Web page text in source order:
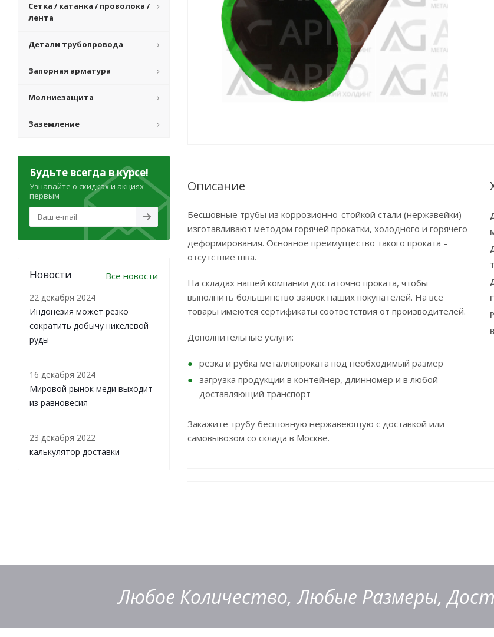
Описание
Бесшовные трубы из коррозионно-стойкой стали (нержавейки)
изготавливают методом горячей прокатки, холодного и горячего
деформирования. Основное преимущество такого проката –
отсутствие шва.
На складах нашей компании достаточно проката, чтобы
выполнить большинство заявок наших покупателей. На все
товары имеются сертификаты соответствия от производителей.
Дополнительные услуги:
резка и рубка металлопроката под необходимый размер
загрузка продукции в контейнер, длинномер и в любой
доставляющий транспорт
Закажите трубу бесшовную нержавеющую с доставкой или
самовывозом со склада в Москве.
Сетка / катанка / проволока /
лента
Детали трубопровода
Запорная арматура
Молниезащита
Заземление
Будьте всегда в курсе!
Узнавайте о скидках и акциях
первым
Новости Все новости
22 декабря 2024
Индонезия может резко
сократить добычу никелевой
руды
16 декабря 2024
Мировой рынок меди выходит
из равновесия
23 декабря 2022
калькулятор доставки
Любое Количество, Любые Размеры,